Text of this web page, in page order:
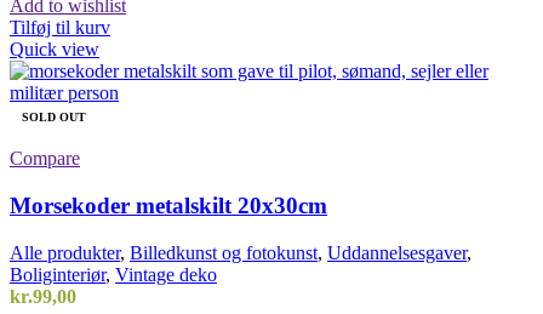
Add to wishlist
Tilføj til kurv
Quick view
SOLD OUT
Compare
Morsekoder metalskilt 20x30cm
Alle produkter, Billedkunst og fotokunst, Uddannelsesgaver,
Boliginteriør, Vintage deko
kr.99,00